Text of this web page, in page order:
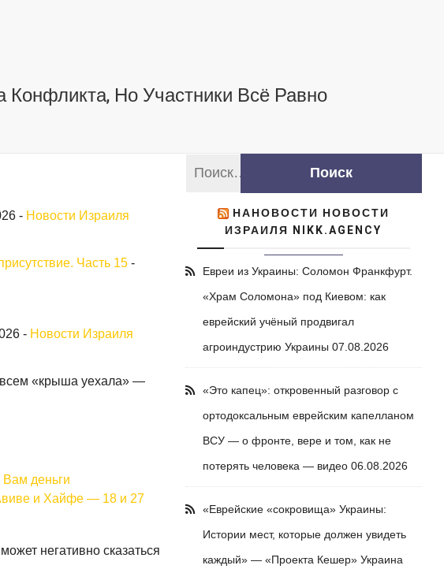
Но Участники Всё Равно
- Новости Израиля
Часть 15 -
- Новости Израиля
«крыша уехала» —
деньги
Авиве и Хайфе — 18 и 27
негативно сказаться
НАНОВОСТИ НОВОСТИ
ИЗРАИЛЯ NIKK.AGENCY
Евреи из Украины: Соломон Франкфурт.
«Храм Соломона» под Киевом: как
еврейский учёный продвигал
агроиндустрию Украины 07.08.2026
«Это капец»: откровенный разговор с
ортодоксальным еврейским капелланом
ВСУ — о фронте, вере и том, как не
потерять человека — видео 06.08.2026
«Еврейские «сокровища» Украины:
Истории мест, которые должен увидеть
каждый» — «Проекта Кешер» Украина